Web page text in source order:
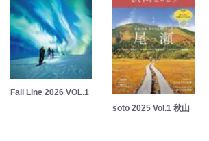
Fall Line 2026 VOL.1
soto 2025 Vol.1 秋山